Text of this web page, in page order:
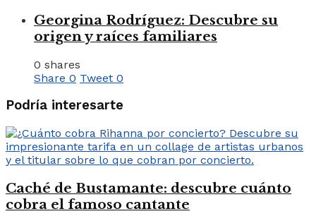
Georgina Rodríguez: Descubre su
origen y raíces familiares
0 shares
Share 0 Tweet 0
Podría interesarte
Caché de Bustamante: descubre cuánto
cobra el famoso cantante